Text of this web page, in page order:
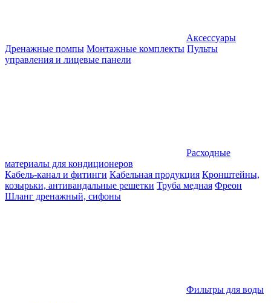
Аксессуары
Дренажные помпы Монтажные комплекты Пульты
управления и лицевые панели
Расходные
материалы для кондиционеров
Кабель-канал и фитинги Кабельная продукция Кронштейны,
козырьки, антивандальные решетки Труба медная Фреон
Шланг дренажный, сифоны
Фильтры для воды